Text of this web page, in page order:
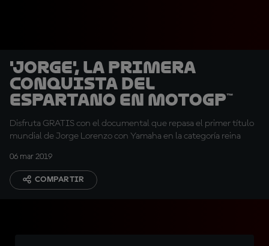
'Jorge', la primera
conquista del
espartano en MotoGP™
Disfruta GRATIS con el documental que repasa el primer título
mundial de Jorge Lorenzo con Yamaha en la categoría reina
06 mar 2019
COMPARTIR